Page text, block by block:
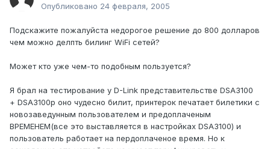
Опубликовано 24 февраля, 2005
Подскажите пожалуйста недорогое решение до 800 долларов
чем можно делпть билинг WiFi сетей?
Может кто уже чем-то подобным пользуется?
Я брал на тестирование у D-Link представительстве DSA3100
+ DSA3100p оно чудесно билит, принтерок печатает билетики с
новозаведунным пользователем и предоплаченым
ВРЕМЕНЕМ(все это выставляется в настройках DSA3100) и
пользователь работает на пердоплаченое время. Но к